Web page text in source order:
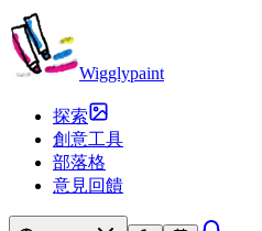
Wigglypaint
探索
創意工具
部落格
意見回饋